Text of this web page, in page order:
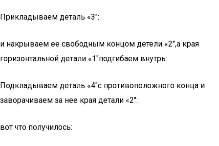
Прикладываем деталь «3″:
и накрываем ее свободным концом детели «2″,а края
горизонтальной детали «1″подгибаем внутрь:
Подкладываем деталь «4″с противоположного конца и
заворачиваем за нее края детали «2″:
вот что получилось: